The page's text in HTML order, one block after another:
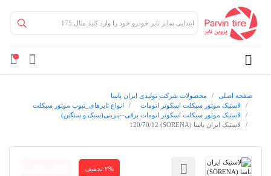
صفحه اصلی
محصولات شرکت تولیدی ایران یاسا
لاستیک موتور سیکلت اسکوتر اتومات
انواع تایرهای_تیوپ موتور سیکلت
لاستیک موتور سیکلت اسکوتر اتومات برقی--بنزینی(سبک و سنگین)
لاستیک ایران یاسا (SORENA) 120/70/12
۲% تخفیف